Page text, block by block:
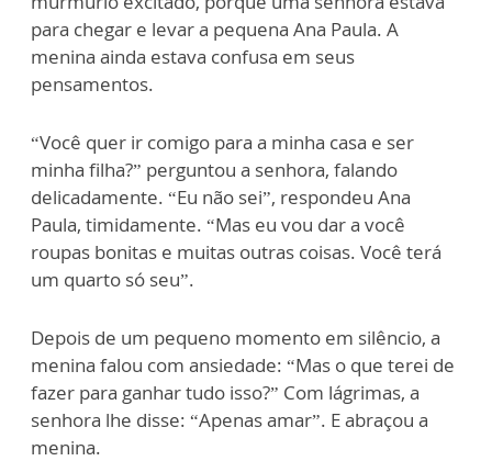
para chegar e levar a pequena Ana Paula. A
menina ainda estava confusa em seus
pensamentos.
“Você quer ir comigo para a minha casa e ser
minha filha?” perguntou a senhora, falando
delicadamente. “Eu não sei”, respondeu Ana
Paula, timidamente. “Mas eu vou dar a você
roupas bonitas e muitas outras coisas. Você terá
um quarto só seu”.
Depois de um pequeno momento em silêncio, a
menina falou com ansiedade: “Mas o que terei de
fazer para ganhar tudo isso?” Com lágrimas, a
senhora lhe disse: “Apenas amar”. E abraçou a
menina.